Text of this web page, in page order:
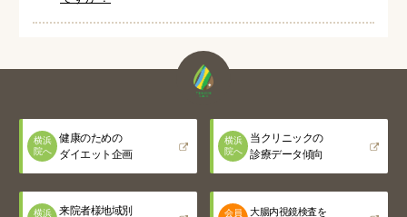
横浜
院へ
健康のための
ダイエット企画
横浜
院へ
当クリニックの
診療データ傾向
横浜
来院者様地域別
会員
大腸内視鏡検査を